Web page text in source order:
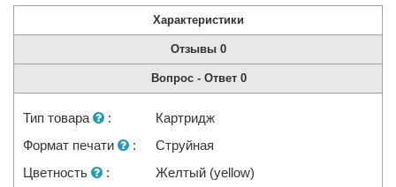
Характеристики
Отзывы 0
Вопрос - Ответ 0
Тип товара :
Картридж
Формат печати
:
Струйная
Цветность
:
Желтый (yellow)